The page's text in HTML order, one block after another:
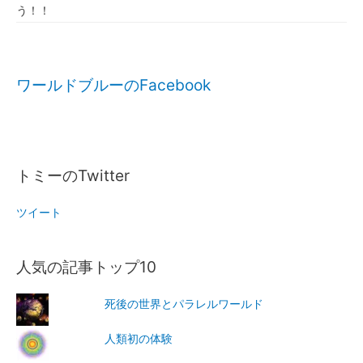
う！！
ワールドブルーのFacebook
トミーのTwitter
ツイート
人気の記事トップ10
死後の世界とパラレルワールド
人類初の体験